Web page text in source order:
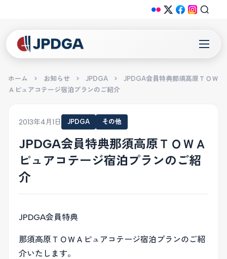
ホーム > お知らせ > JPDGA >
JPDGA会員特典那須高原ＴＯＷ
Ａピュアコテージ宿泊プランのご紹介
2013年4月1日 JPDGA その他
JPDGA会員特典那須高原ＴＯＷＡ
ピュアコテージ宿泊プランのご紹
介
JPDGA会員特典
那須高原ＴＯＷＡピュアコテージ宿泊プランのご紹
介いたします。